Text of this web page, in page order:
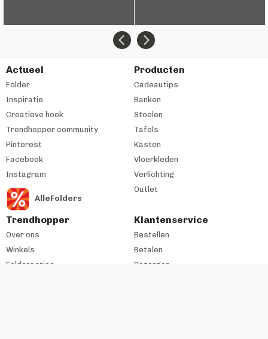
Actueel
Folder
Inspiratie
Creatieve hoek
Trendhopper community
Pinterest
Facebook
Instagram
AlleFolders
Producten
Cadeautips
Banken
Stoelen
Tafels
Kasten
Vloerkleden
Verlichting
Outlet
Trendhopper
Over ons
Winkels
Folderacties
Klantenservice
Bestellen
Betalen
Bezorgen